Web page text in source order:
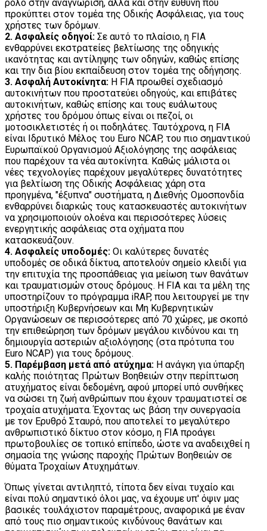
ρόλο στην αναγνώριση, αλλά και στην ευθύνη που
προκύπτει στον τομέα της Οδικής Ασφάλειας, για τους
χρήστες των δρόμων.
2. Ασφαλείς οδηγοί: Σε αυτό το πλαίσιο, η FIA
ενθαρρύνει εκστρατείες βελτίωσης της οδηγικής
ικανότητας και αντίληψης των οδηγών, καθώς επίσης
και την δια βίου εκπαίδευση στον τομέα της οδήγησης.
3. Ασφαλή Αυτοκίνητα: Η FIA προωθεί σχεδιασμό
αυτοκινήτων που προστατεύει οδηγούς, και επιβάτες
αυτοκινήτων, καθώς επίσης και τους ευάλωτους
χρήστες του δρόμου όπως είναι οι πεζοί, οι
μοτοσικλετιστές ή οι ποδηλάτες. Ταυτόχρονα, η FIA
είναι Ιδρυτικό Μέλος του Euro NCAP, του πιο σημαντικού
Ευρωπαϊκού Οργανισμού Αξιολόγησης της ασφάλειας
που παρέχουν τα νέα αυτοκίνητα. Καθώς μάλιστα οι
νέες τεχνολογίες παρέχουν μεγαλύτερες δυνατότητες
για βελτίωση της Οδικής Ασφάλειας χάρη στα
προηγμένα, "έξυπνα" συστήματα, η Διεθνής Ομοσπονδία
ενθαρρύνει διαρκώς τους κατασκευαστές αυτοκινήτων
να χρησιμοποιούν ολοένα και περισσότερες λύσεις
ενεργητικής ασφάλειας στα οχήματα που
κατασκευάζουν.
4. Ασφαλείς υποδομές: Οι καλύτερες δυνατές
υποδομές σε οδικά δίκτυα, αποτελούν σημείο κλειδί για
την επιτυχία της προσπάθειας για μείωση των θανάτων
και τραυματισμών στους δρόμους. Η FIA και τα μέλη της
υποστηρίζουν το πρόγραμμα iRAP, που λειτουργεί με την
υποστήριξη Κυβερνήσεων και Μη Κυβερνητικών
Οργανώσεων σε περισσότερες από 70 χώρες, με σκοπό
την επιθεώρηση των δρόμων μεγάλου κινδύνου και τη
δημιουργία αστεριών αξιολόγησης (στα πρότυπα του
Euro NCAP) για τους δρόμους.
5. Παρέμβαση μετά από ατύχημα: Η ανάγκη για ύπαρξη
καλής ποιότητας Πρώτων Βοηθειών στην περίπτωση
ατυχήματος είναι δεδομένη, αφού μπορεί υπό συνθήκες
να σώσει τη ζωή ανθρώπων που έχουν τραυματιστεί σε
τροχαία ατυχήματα. Έχοντας ως βάση την συνεργασία
με τον Ερυθρό Σταυρό, που αποτελεί το μεγαλύτερο
ανθρωπιστικό δίκτυο στον κόσμο, η FIA προάγει
πρωτοβουλίες σε τοπικό επίπεδο, ώστε να αναδειχθεί η
σημασία της γνώσης παροχής Πρώτων Βοηθειών σε
θύματα Τροχαίων Ατυχημάτων.
Όπως γίνεται αντιληπτό, τίποτα δεν είναι τυχαίο και
είναι πολύ σημαντικό όλοι μας, να έχουμε υπ' όψιν μας
βασικές τουλάχιστον παραμέτρους, αναφορικά με έναν
από τους πιο σημαντικούς κινδύνους θανάτων και